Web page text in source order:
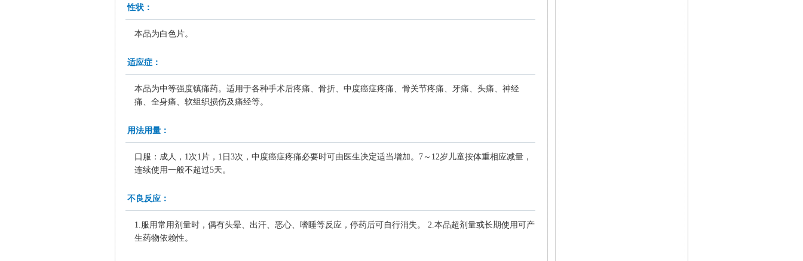
性状：
本品为白色片。
适应症：
本品为中等强度镇痛药。适用于各种手术后疼痛、骨折、中度癌症疼痛、骨关节疼痛、牙痛、头痛、神经
痛、全身痛、软组织损伤及痛经等。
用法用量：
口服：成人，1次1片，1日3次，中度癌症疼痛必要时可由医生决定适当增加。7～12岁儿童按体重相应减量，
连续使用一般不超过5天。
不良反应：
1.服用常用剂量时，偶有头晕、出汗、恶心、嗜睡等反应，停药后可自行消失。 2.本品超剂量或长期使用可产
生药物依赖性。